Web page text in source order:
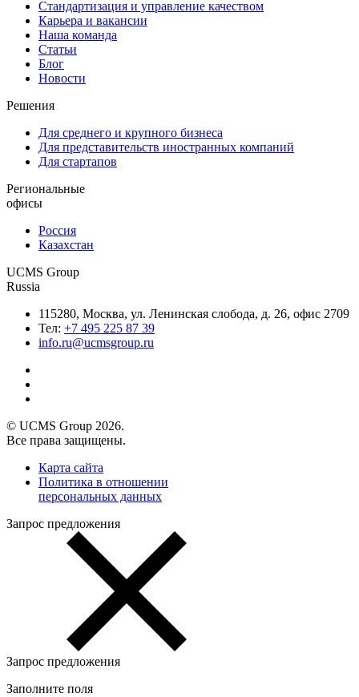
Стандартизация и управление качеством
Карьера и вакансии
Наша команда
Статьи
Блог
Новости
Решения
Для среднего и крупного бизнеса
Для представительств иностранных компаний
Для стартапов
Региональные
офисы
Россия
Казахстан
UCMS Group
Russia
115280, Москва, ул. Ленинская слобода, д. 26, офис 2709
Тел: +7 495 225 87 39
info.ru@ucmsgroup.ru
© UCMS Group 2026.
Все права защищены.
Карта сайта
Политика в отношении
персональных данных
Запрос предложения
Запрос предложения
Заполните поля